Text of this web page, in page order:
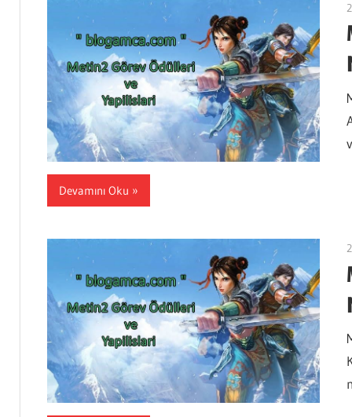
Devamını Oku